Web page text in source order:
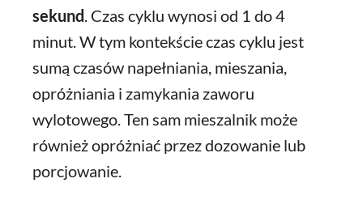
sekund. Czas cyklu wynosi od 1 do 4
minut. W tym kontekście czas cyklu jest
sumą czasów napełniania, mieszania,
opróżniania i zamykania zaworu
wylotowego. Ten sam mieszalnik może
również opróżniać przez dozowanie lub
porcjowanie.